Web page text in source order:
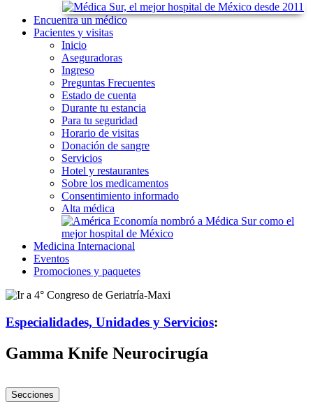
Encuentraun médico
Pacientes y visitas
Inicio
Aseguradoras
Ingreso
Preguntas Frecuentes
Estado de cuenta
Durante tu estancia
Para tu seguridad
Horario de visitas
Donación de sangre
Servicios
Hotel y restaurantes
Sobre los medicamentos
Consentimiento informado
Alta médica
Medicina Internacional
Eventos
Promociones y paquetes
Especialidades, Unidades y Servicios:
Gamma Knife Neurocirugía
Secciones